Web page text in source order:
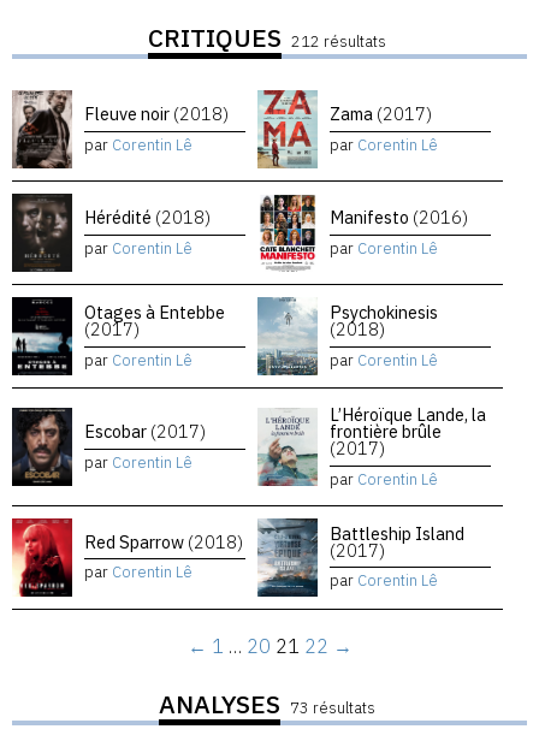
CRITIQUES 212 résultats
Fleuve noir (2018)
par Corentin Lê
Zama (2017)
par Corentin Lê
Hérédité (2018)
par Corentin Lê
Manifesto (2016)
par Corentin Lê
Otages à Entebbe
(2017)
par Corentin Lê
Psychokinesis
(2018)
par Corentin Lê
Escobar (2017)
par Corentin Lê
L’Héroïque Lande, la
frontière brûle
(2017)
par Corentin Lê
Red Sparrow (2018)
par Corentin Lê
Battleship Island
(2017)
par Corentin Lê
← 1 … 20 21 22 →
ANALYSES 73 résultats